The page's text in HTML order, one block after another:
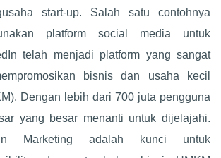
start-up. Salah satu contohnya
platform social media untuk
telah menjadi platform yang sangat
bisnis dan usaha kecil
Dengan lebih dari 700 juta pengguna
yang besar menanti untuk dijelajahi.
Marketing adalah kunci untuk